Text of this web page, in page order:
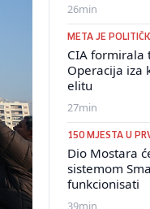
26min
META JE
CIA formirala
Operacija iza
elitu
27min
150 MJESTA U
Dio Mostara
sistemom
funkcionisati
39min